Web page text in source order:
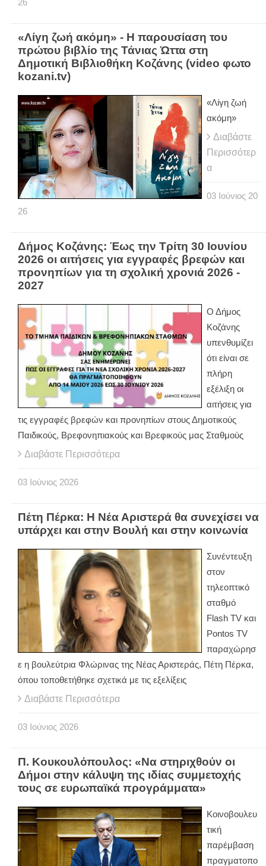
26
«Λίγη ζωή ακόμη» - Η παρουσίαση του
πρώτου βιβλίο της Τάνιας Ώττα στη
Δημοτική Βιβλιοθήκη Κοζάνης (video φωτο
kozani.tv)
«Λίγη ζωή
ακόμη»
Διαβάστε
Περισσότερ
α
03 Ιούνιος 20
26
Δήμος Κοζάνης: Έως την Τρίτη 30 Ιουνίου
2026 οι αιτήσεις για εγγραφές βρεφών και
προνηπίων για τη σχολική χρονιά 2026 -
2027
Ο Δήμος
Κοζάνης
υπενθυμίζει
ότι είναι σε
πλήρη
εξέλιξη οι
αιτήσεις για
τις εγγραφές βρεφών και προνηπίων στους Δημοτικούς
Παιδικούς, Βρεφονηπιακούς και Βρεφικούς μας Σταθμούς
Διαβάστε Περισσότερα
03 Ιούνιος 2026
Πέτη Πέρκα: Η Νέα Αριστερά θα συνεχίσει να
υπάρχει και στην Βουλή και στην κοινωνία
Συνέντευξη
στον
τηλεοπτικό
σταθμό
Flash TV και
Pontos TV
παραχώρησ
ε η βουλεύτρια Φλώρινας της Νέας Αριστεράς, Πέτη Πέρκα,
όπου τοποθετήθηκε σχετικά με τις εξελίξεις
Διαβάστε Περισσότερα
03 Ιούνιος 2026
Π. Κουκουλόπουλος: «Να στηριχθούν οι
Δήμοι στην κάλυψη της ιδίας συμμετοχής
τους σε ευρωπαϊκά προγράμματα»
Κοινοβουλευ
τική
παρέμβαση
πραγματοπο